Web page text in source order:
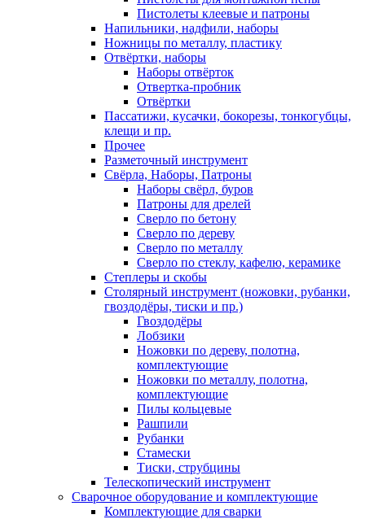
Пистолеты клеевые и патроны
Напильники, надфили, наборы
Ножницы по металлу, пластику
Отвёртки, наборы
Наборы отвёрток
Отвертка-пробник
Отвёртки
Пассатижи, кусачки, бокорезы, тонкогубцы,
клещи и пр.
Прочее
Разметочный инструмент
Свёрла, Наборы, Патроны
Наборы свёрл, буров
Патроны для дрелей
Сверло по бетону
Сверло по дереву
Сверло по металлу
Сверло по стеклу, кафелю, керамике
Степлеры и скобы
Столярный инструмент (ножовки, рубанки,
гвоздодёры, тиски и пр.)
Гвоздодёры
Лобзики
Ножовки по дереву, полотна,
комплектующие
Ножовки по металлу, полотна,
комплектующие
Пилы кольцевые
Рашпили
Рубанки
Стамески
Тиски, струбцины
Телескопический инструмент
Сварочное оборудование и комплектующие
Комплектующие для сварки